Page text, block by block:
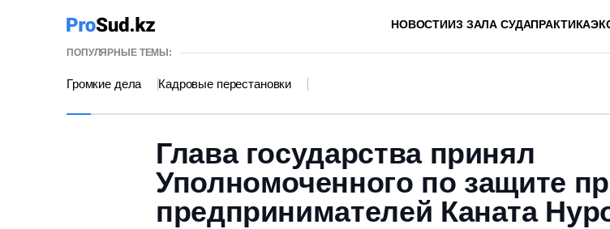
НОВОСТИИЗ ЗАЛА СУДАПРАКТИКА
ПОПУЛЯРНЫЕ ТЕМЫ:
Громкие дела Кадровые перестановки
Глава государства принял
Уполномоченного по защите
предпринимателей Каната